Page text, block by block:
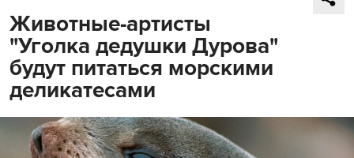
Животные-артисты
"Уголка дедушки Дурова"
будут питаться морскими
деликатесами